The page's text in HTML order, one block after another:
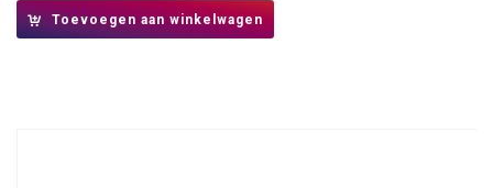
Toevoegen aan winkelwagen